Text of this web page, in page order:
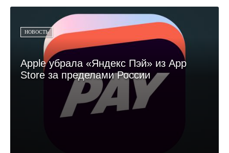
НОВОСТЬ
Apple убрала «Яндекс Пэй» из App
Store за пределами России